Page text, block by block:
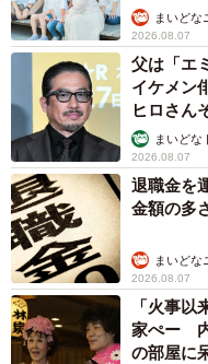
まいどな
2026.08.07
父は「エ
イケメン
ヒロさん
まいどな
2026.08.07
退職金を
金額の多
まいどな
2026.08.07
「火事
家ぺー
の部屋に